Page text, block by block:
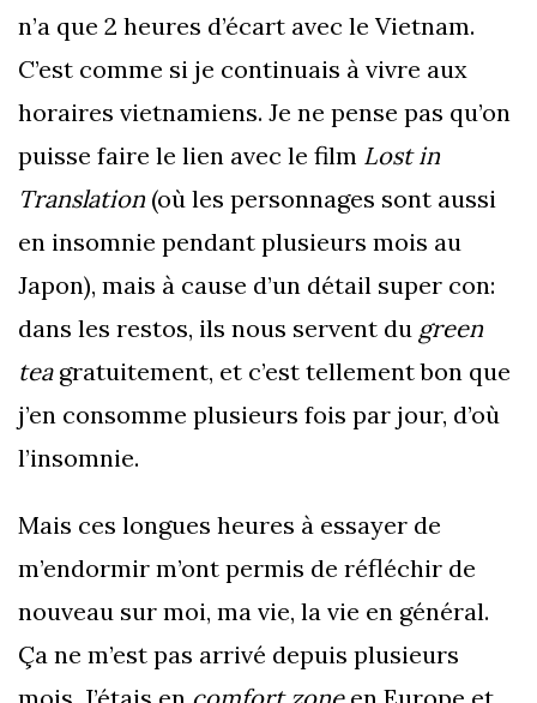
n’a que 2 heures d’écart avec le Vietnam.
C’est comme si je continuais à vivre aux
horaires vietnamiens. Je ne pense pas qu’on
puisse faire le lien avec le film Lost in
Translation (où les personnages sont aussi
en insomnie pendant plusieurs mois au
Japon), mais à cause d’un détail super con:
dans les restos, ils nous servent du green
teagratuitement, et c’est tellement bon que
j’en consomme plusieurs fois par jour, d’où
l’insomnie.
Mais ces longues heures à essayer de
m’endormir m’ont permis de réfléchir de
nouveau sur moi, ma vie, la vie en général.
Ça ne m’est pas arrivé depuis plusieurs